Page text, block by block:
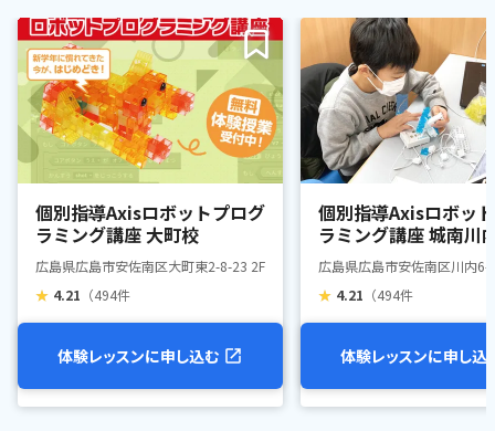
個別指導Axisロボットプログ
ラミング講座 大町校
広島県広島市安佐南区大町東2-8-23 2F
★ 4.21 （494件
体験レッスンに申し込む
個別指導Axisロボッ
ラミング講座 城南川
広島県広島市安佐南区川内6-
★ 4.21 （494件
体験レッスンに申し込